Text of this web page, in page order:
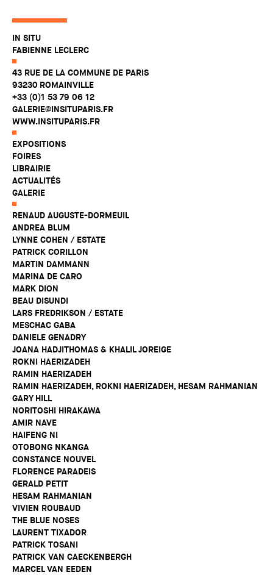
IN SITU
FABIENNE LECLERC
43 RUE DE LA COMMUNE DE PARIS
93230 ROMAINVILLE
+33 (0)1 53 79 06 12
GALERIE@INSITUPARIS.FR
WWW.INSITUPARIS.FR
EXPOSITIONS
FOIRES
LIBRAIRIE
ACTUALITÉS
GALERIE
RENAUD AUGUSTE-DORMEUIL
ANDREA BLUM
LYNNE COHEN / ESTATE
PATRICK CORILLON
MARTIN DAMMANN
MARINA DE CARO
MARK DION
BEAU DISUNDI
LARS FREDRIKSON / ESTATE
MESCHAC GABA
DANIELE GENADRY
JOANA HADJITHOMAS & KHALIL JOREIGE
ROKNI HAERIZADEH
RAMIN HAERIZADEH
RAMIN HAERIZADEH, ROKNI HAERIZADEH, HESAM RAHMANIAN
GARY HILL
NORITOSHI HIRAKAWA
AMIR NAVE
HAIFENG NI
OTOBONG NKANGA
CONSTANCE NOUVEL
FLORENCE PARADEIS
GERALD PETIT
HESAM RAHMANIAN
VIVIEN ROUBAUD
THE BLUE NOSES
LAURENT TIXADOR
PATRICK TOSANI
PATRICK VAN CAECKENBERGH
MARCEL VAN EEDEN